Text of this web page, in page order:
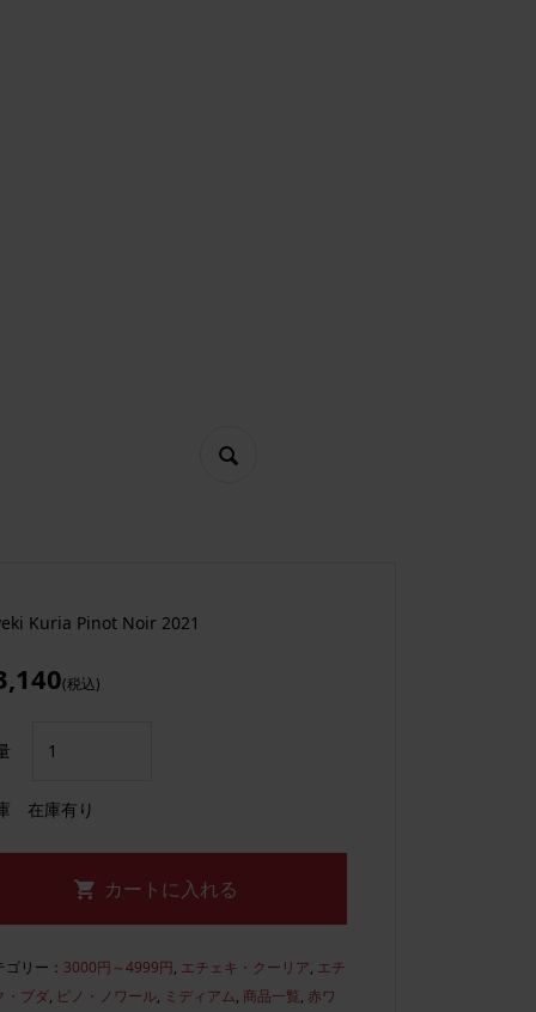
Kuria Pinot Noir 2021
(税込)
在庫有り
ゴリー： 3000円～4999円, エチェキ・クーリア, エチ
・ブダ, ピノ・ノワール, ミディアム,商品一覧, 赤ワ